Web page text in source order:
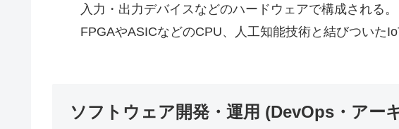
入力・出力デバイスなどのハードウェアで構成される
FPGAやASICなどのCPU、人工知能技術と結びついた
ソフトウェア開発・運用 (DevOps・アー